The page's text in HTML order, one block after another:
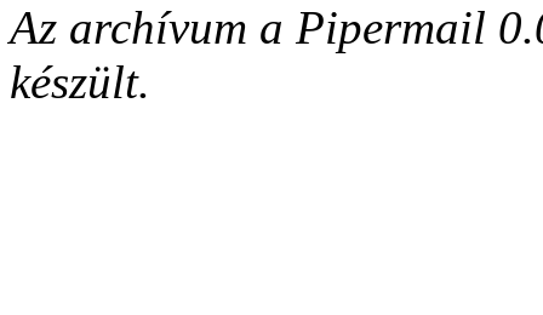
Az archívum a Pipermail
készült.